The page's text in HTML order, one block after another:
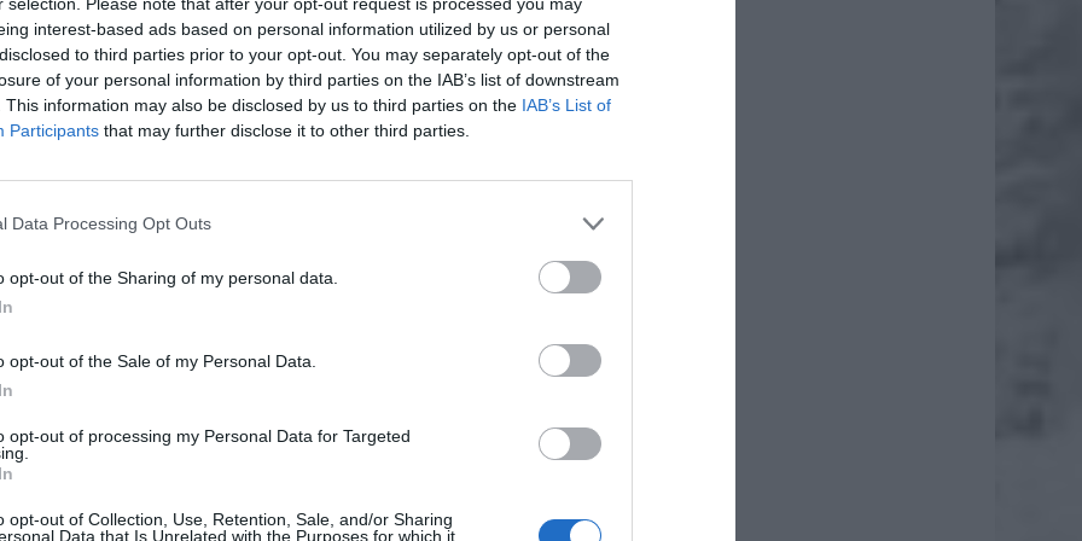
interest-based ads based on personal information utilized by us or personal
to third parties prior to your opt-out. You may separately opt-out of the
of your personal information by third parties on the IAB’s list of downstream
This information may also be disclosed by us to third parties on the IAB’s List of
Participants that may further disclose it to other third parties.
Data Processing Opt Outs
opt-out of the Sharing of my personal data.
opt-out of the Sale of my Personal Data.
opt-out of processing my Personal Data for Targeted
opt-out of Collection, Use, Retention, Sale, and/or Sharing
Data that Is Unrelated with the Purposes for which it
/ Warszawa w
Fot. Łukasz / Warszawa w
Fot. Łukasz / Warszawa w